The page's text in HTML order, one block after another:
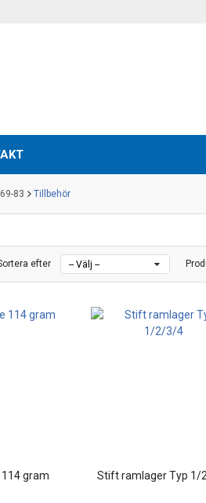
83 Tillbehör
efter
gram Stift ramlager Typ 1/